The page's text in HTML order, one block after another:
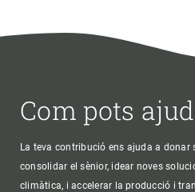
Com pots
La teva contribució ens ajuda a
consolidar el sènior, idear noves
climàtica, i accelerar la producció i